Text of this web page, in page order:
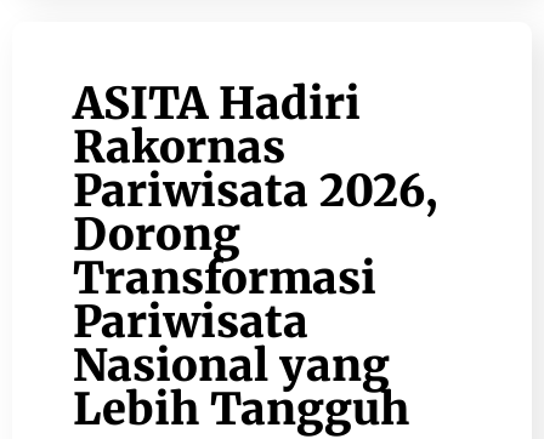
ASITA Hadiri
Rakornas
Pariwisata 2026,
Dorong
Transformasi
Pariwisata
Nasional yang
Lebih Tangguh